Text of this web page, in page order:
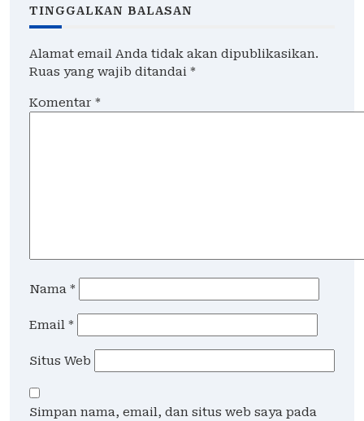
TINGGALKAN BALASAN
Alamat email Anda tidak akan dipublikasikan.
Ruas yang wajib ditandai *
Komentar *
Nama *
Email *
Situs Web
Simpan nama, email, dan situs web saya pada